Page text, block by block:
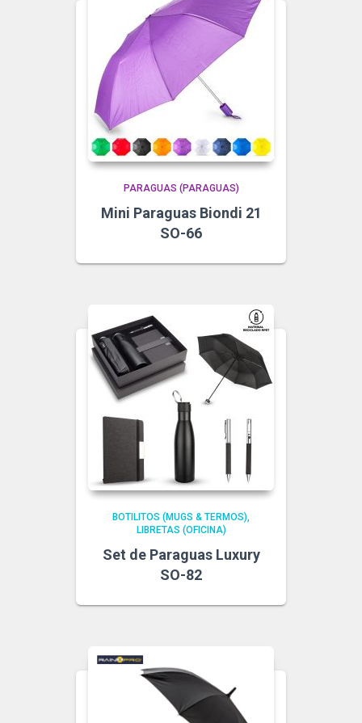
PARAGUAS (PARAGUAS)
Mini Paraguas Biondi 21
SO-66
BOTILITOS (MUGS & TERMOS)
LIBRETAS (OFICINA)
Set de Paraguas Luxury
SO-82